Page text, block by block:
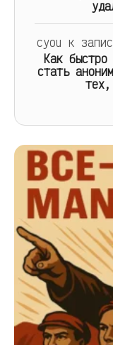
cyou к
Как быстро
стать